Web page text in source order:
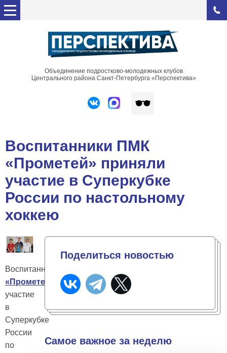
Объединение подростково-молодежных клубов
Центрального района Санкт-Петербурга «Перспектива»
Воспитанники ПМК
«Прометей» приняли
участие в Суперкубке
России по настольному
хоккею
Воспитанники
«Прометей»
приняли
участие
в
Суперкубке
России
по
Поделиться новостью
Самое важное за неделю